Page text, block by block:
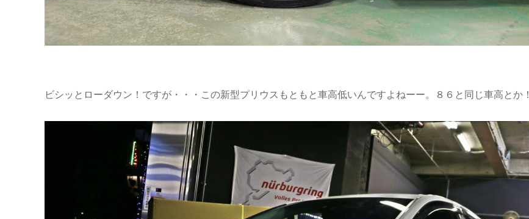
ビシッとローダウン！ですが・・・この新型プリウスもともと車高低いんですよねーー。８６と同じ車高とか！